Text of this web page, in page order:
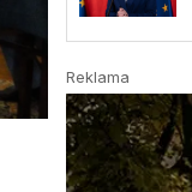
Reklama